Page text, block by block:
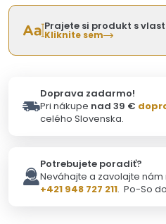
Prajete si produkt s
Kliknite sem
Doprava zadarmo!
Pri nákupe nad 39 €
celého Slovenska.
Potrebujete poradiť?
Neváhajte a zavolajte nám
+421 948 727 211. Po-So